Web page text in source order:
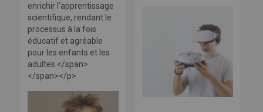
enrichir l'apprentissage
scientifique, rendant le
processus à la fois
éducatif et agréable
pour les enfants et les
adultes.</span>
</span></p>